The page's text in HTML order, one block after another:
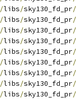
/libs/sky130_fd_pr/
/libs/sky130_fd_pr/
/libs/sky130_fd_pr/
/libs/sky130_fd_pr/
/libs/sky130_fd_pr/
/libs/sky130_fd_pr/
/libs/sky130_fd_pr/
/libs/sky130_fd_pr/
/libs/sky130_fd_pr/